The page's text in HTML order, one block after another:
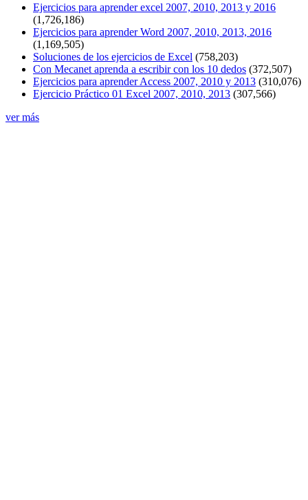
Ejercicios para aprender excel 2007, 2010, 2013 y 2016
(1,726,186)
Ejercicios para aprender Word 2007, 2010, 2013, 2016
(1,169,505)
Soluciones de los ejercicios de Excel (758,203)
Con Mecanet aprenda a escribir con los 10 dedos (372,507)
Ejercicios para aprender Access 2007, 2010 y 2013 (310,076)
Ejercicio Práctico 01 Excel 2007, 2010, 2013 (307,566)
ver más